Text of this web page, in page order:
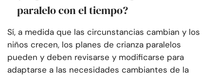
paralelo con el tiempo?
Sí, a medida que las circunstancias cambian y los
niños crecen, los planes de crianza paralelos
pueden y deben revisarse y modificarse para
adaptarse a las necesidades cambiantes de la